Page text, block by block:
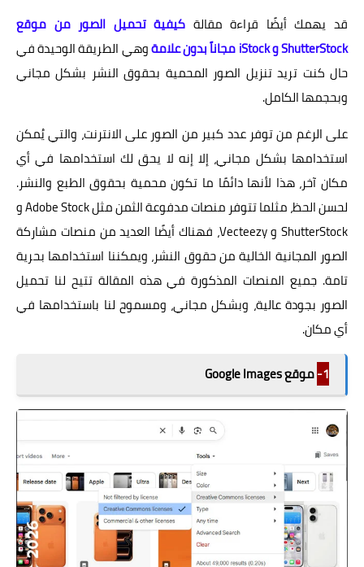
قد يهمك أيضًا قراءة مقالة كيفية تحميل الصور من موقع
ShutterStock و iStock مجاناً بدون علامة
وهي الطريقة الوحيدة في
حال كنت تريد تنزيل الصور المحمية بحقوق النشر بشكل مجاني
وبحجمها الكامل.
على الرغم من توفر عدد كبير من الصور على الانترنت، والتي يُمكن
استخدامها بشكل مجاني، إلا إنه لا يحق لك استخدامها في أي
مكان آخر، هذا لأنها دائمًا ما تكون محمية بحقوق الطبع والنشر.
لحسن الحظ، مثلما تتوفر منصات مدفوعة الثمن مثل Adobe Stock و
ShutterStock و Vecteezy، فهناك أيضًا العديد من منصات مشاركة
الصور المجانية الخالية من حقوق النشر، ويمكننا استخدامها بحرية
تامة. جميع المنصات المذكورة في هذه المقالة تتيح لنا تحميل
الصور بجودة عالية، وبشكل مجاني، ومسموح لنا باستخدامها في
أي مكان.
1- موقع Google Images